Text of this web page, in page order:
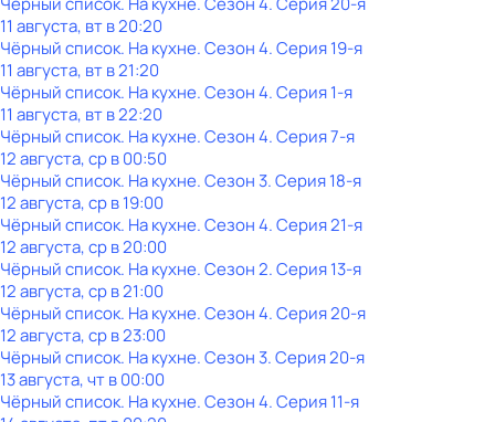
11 августа, вт в 20:20
Чёрный список. На кухне. Сезон 4. Серия 19-я
11 августа, вт в 21:20
Чёрный список. На кухне. Сезон 4. Серия 1-я
11 августа, вт в 22:20
Чёрный список. На кухне. Сезон 4. Серия 7-я
12 августа, ср в 00:50
Чёрный список. На кухне. Сезон 3. Серия 18-я
12 августа, ср в 19:00
Чёрный список. На кухне. Сезон 4. Серия 21-я
12 августа, ср в 20:00
Чёрный список. На кухне. Сезон 2. Серия 13-я
12 августа, ср в 21:00
Чёрный список. На кухне. Сезон 4. Серия 20-я
12 августа, ср в 23:00
Чёрный список. На кухне. Сезон 3. Серия 20-я
13 августа, чт в 00:00
Чёрный список. На кухне. Сезон 4. Серия 11-я